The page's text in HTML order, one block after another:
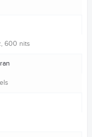
600 nits